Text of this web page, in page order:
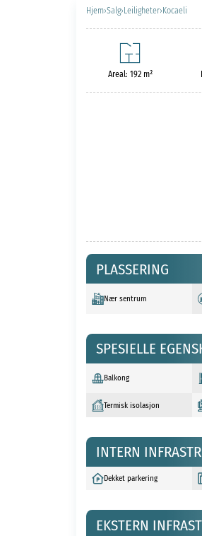
Hjem›Salg›Leiligheter›Kocaeli
Areal: 192 m²
PLASSERING
Nær sentrum
SPESIELLE
Balkong
Termisk isolasjon
INTERN
Dekket parkering
EKSTERN